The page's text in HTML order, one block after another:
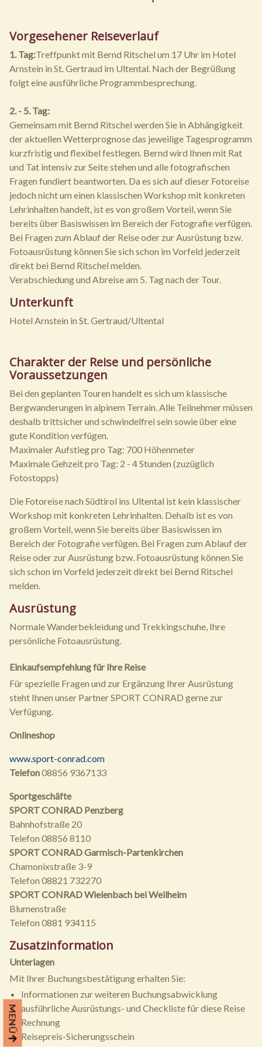
MENÜ
Vorgesehener Reiseverlauf
1. Tag:Treffpunkt mit Bernd Ritschel um 17 Uhr im Hotel
Arnstein in St. Gertraud im Ultental. Nach der Begrüßung
folgt eine ausführliche Programmbesprechung.
2. - 5. Tag:
Gemeinsam mit Bernd Ritschel werden Sie in Abhängigkeit
der aktuellen Wetterprognose das jeweilige Tagesprogramm
kurzfristig und flexibel festlegen. Bernd wird Ihnen mit Rat
und Tat intensiv zur Seite stehen und alle fotografischen
Fragen fundiert beantworten. Da es sich auf dieser Fotoreise
jedoch nicht um einen klassischen Workshop mit konkreten
Lehrinhalten handelt, ist es von großem Vorteil, wenn Sie
bereits über Basiswissen im Bereich der Fotografie verfügen.
Bei Fragen zum Ablauf der Reise oder zur Ausrüstung bzw.
Fotoausrüstung können Sie sich schon im Vorfeld jederzeit
direkt bei Bernd Ritschel melden.
Verabschiedung und Abreise am 5. Tag nach der Tour.
Unterkunft
Hotel Arnstein in St. Gertraud/Ultental
Charakter der Reise und persönliche
Voraussetzungen
Bei den geplanten Touren handelt es sich um klassische
Bergwanderungen in alpinem Terrain. Alle Teilnehmer müssen
deshalb trittsicher und schwindelfrei sein sowie über eine
gute Kondition verfügen.
Maximaler Aufstieg pro Tag: 700 Höhenmeter
Maximale Gehzeit pro Tag: 2 - 4 Stunden (zuzüglich
Fotostopps)
Die Fotoreise nach Südtirol ins Ultental ist kein klassischer
Workshop mit konkreten Lehrinhalten. Dehalb ist es von
großem Vorteil, wenn Sie bereits über Basiswissen im
Bereich der Fotografie verfügen. Bei Fragen zum Ablauf der
Reise oder zur Ausrüstung bzw. Fotoausrüstung können Sie
sich schon im Vorfeld jederzeit direkt bei Bernd Ritschel
melden.
Ausrüstung
Normale Wanderbekleidung und Trekkingschuhe, Ihre
persönliche Fotoausrüstung.
Einkaufsempfehlung für Ihre Reise
Für spezielle Fragen und zur Ergänzung Ihrer Ausrüstung
steht Ihnen unser Partner SPORT CONRAD gerne zur
Verfügung.
Onlineshop
www.sport-conrad.com
Telefon08856 9367133
Sportgeschäfte
SPORT CONRAD Penzberg
Bahnhofstraße 20
Telefon 08856 8110
SPORT CONRAD Garmisch-Partenkirchen
Chamonixstraße 3-9
Telefon 08821 732270
SPORT CONRAD Wielenbach bei Weilheim
Blumenstraße
Telefon 0881 934115
Zusatzinformation
Unterlagen
Mit Ihrer Buchungsbestätigung erhalten Sie:
Informationen zur weiteren Buchungsabwicklung
ausführliche Ausrüstungs- und Checkliste für diese Reise
Rechnung
Reisepreis-Sicherungsschein